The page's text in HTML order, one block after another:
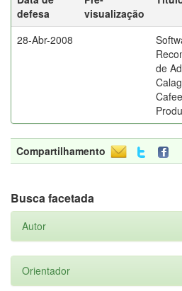
defesa
visualização
28-Abr-2008
de
Compartilhamento
Busca facetada
Autor
Orientador